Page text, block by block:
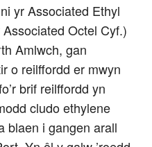
yr Associated Ethyl
Octel Cyf.)
Amlwch, gan
o reilffordd er mwyn
brif reilffordd yn
cludo ethylene
blaen i gangen arall